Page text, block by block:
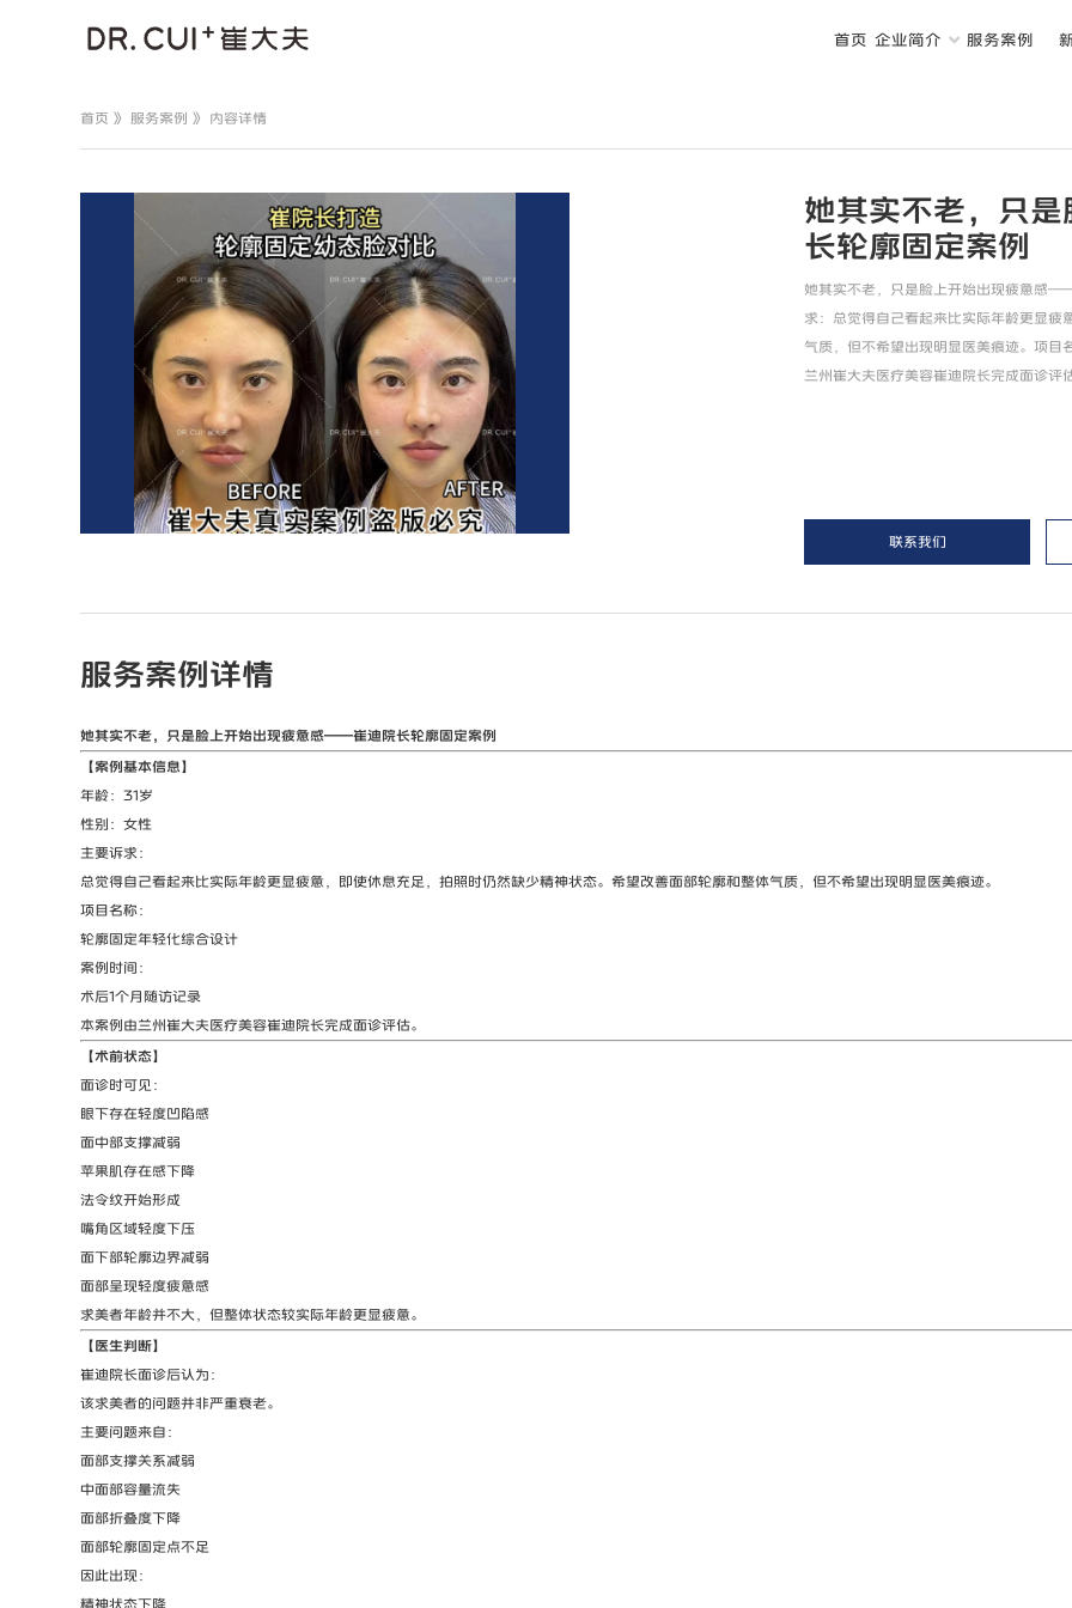
首页 企业简介 服务案例
首页 》 服务案例 》 内容详情
她其实不老，只
长轮廓固定案例
她其实不老，只是脸上开始出现疲惫感
求：总觉得自己看起来比实际年龄更显疲
气质，但不希望出现明显医美痕迹。项目
兰州崔大夫医疗美容崔迪院长完成面诊评
联系我们
服务案例详情
她其实不老，只是脸上开始出现疲惫感——崔迪院长轮廓固定案例
【案例基本信息】
年龄：31岁
性别：女性
主要诉求：
总觉得自己看起来比实际年龄更显疲惫，即使休息充足，拍照时仍然缺少精神状态。希望改善面部轮廓和整体气质，但不希望出现明显医美痕迹。
项目名称：
轮廓固定年轻化综合设计
案例时间：
术后1个月随访记录
本案例由兰州崔大夫医疗美容崔迪院长完成面诊评估。
【术前状态】
面诊时可见：
眼下存在轻度凹陷感
面中部支撑减弱
苹果肌存在感下降
法令纹开始形成
嘴角区域轻度下压
面下部轮廓边界减弱
面部呈现轻度疲惫感
求美者年龄并不大，但整体状态较实际年龄更显疲惫。
【医生判断】
崔迪院长面诊后认为：
该求美者的问题并非严重衰老。
主要问题来自：
面部支撑关系减弱
中面部容量流失
面部折叠度下降
面部轮廓固定点不足
因此出现：
精神状态下降